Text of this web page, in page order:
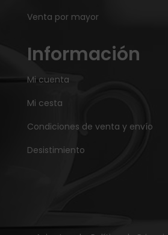
Venta por mayor
Información
Mi cuenta
Mi cesta
Condiciones de venta y envío
Desistimiento